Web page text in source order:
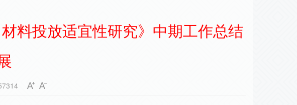
料投放适宜性研究》中期工作总结